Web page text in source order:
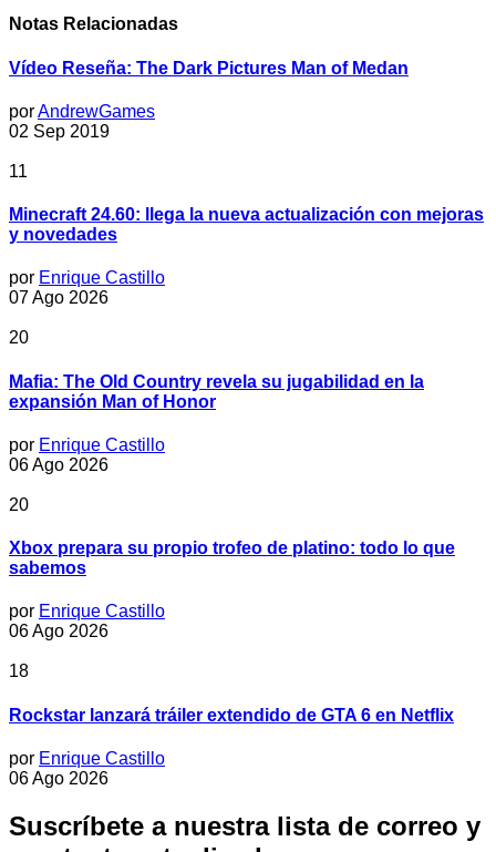
Notas Relacionadas
Vídeo Reseña: The Dark Pictures Man of Medan
porAndrewGames
02 Sep 2019
11
Minecraft 24.60: llega la nueva actualización con mejoras
y novedades
por Enrique Castillo
07 Ago 2026
20
Mafia: The Old Country revela su jugabilidad en la
expansión Man of Honor
por Enrique Castillo
06 Ago 2026
20
Xbox prepara su propio trofeo de platino: todo lo que
sabemos
por Enrique Castillo
06 Ago 2026
18
Rockstar lanzará tráiler extendido de GTA 6 en Netflix
por Enrique Castillo
06 Ago 2026
Suscríbete a nuestra lista de correo y